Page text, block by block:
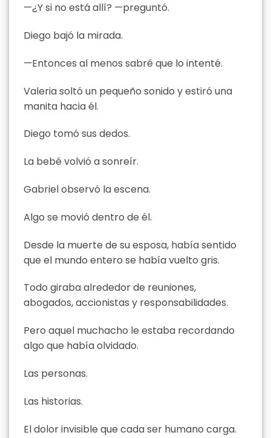
—¿Y si no está allí? —preguntó.
Diego bajó la mirada.
—Entonces al menos sabré que lo intenté.
Valeria soltó un pequeño sonido y estiró una
manita hacia él.
Diego tomó sus dedos.
La bebé volvió a sonreír.
Gabriel observó la escena.
Algo se movió dentro de él.
Desde la muerte de su esposa, había sentido
que el mundo entero se había vuelto gris.
Todo giraba alrededor de reuniones,
abogados, accionistas y responsabilidades.
Pero aquel muchacho le estaba recordando
algo que había olvidado.
Las personas.
Las historias.
El dolor invisible que cada ser humano carga.